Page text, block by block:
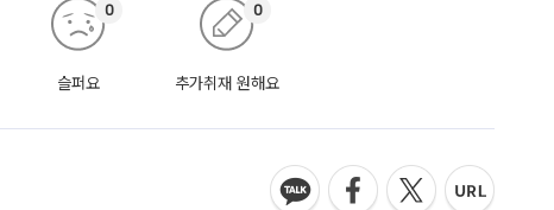
슬퍼요
0
추가취재 원해요
0